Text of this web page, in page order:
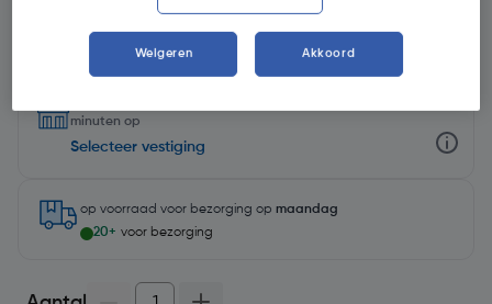
minuten op
Selecteer vestiging
op voorraad voor bezorging op maandag
20+ voor bezorging
Weigeren Akkoord